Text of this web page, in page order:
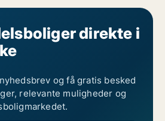
direkte i
og få gratis besked
relevante muligheder og